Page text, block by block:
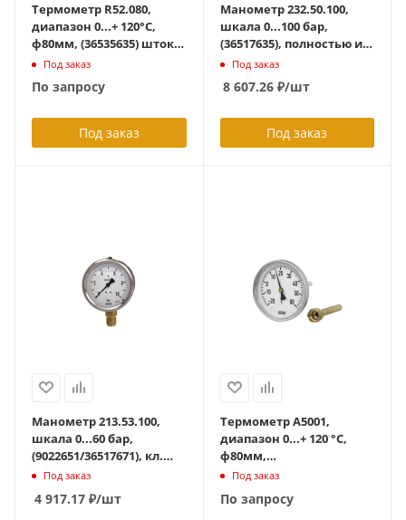
Термометр R52.080,
диапазон 0...+ 120°C,
ф80мм, (36535635) шток
100мм, стат. давл. до
Под заказ
По запросу
Под заказ
Манометр 232.50.100,
шкала 0...100 бар,
(36517635), полностью из
нерж кл. точн. 1.0, до
+200 град С,
радиальный, G1/2B
Под заказ
8 607.26₽/шт
Под заказ
Манометр 213.53.100,
шкала 0...60 бар,
(9022651/36517671), кл.
точн. 1,0 , 60 град С,
гидрозаполнение
Под заказ
4 917.17 ₽/шт
Термометр А5001,
диапазон 0...+ 120 °С,
ф80мм,
(3901815/36760012)с
Атм, шток 160 мм, G1/2
Под заказ
По запросу